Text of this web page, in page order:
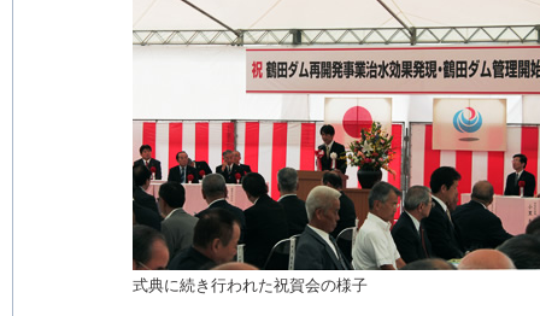
式典に続き行われた祝賀会の様子